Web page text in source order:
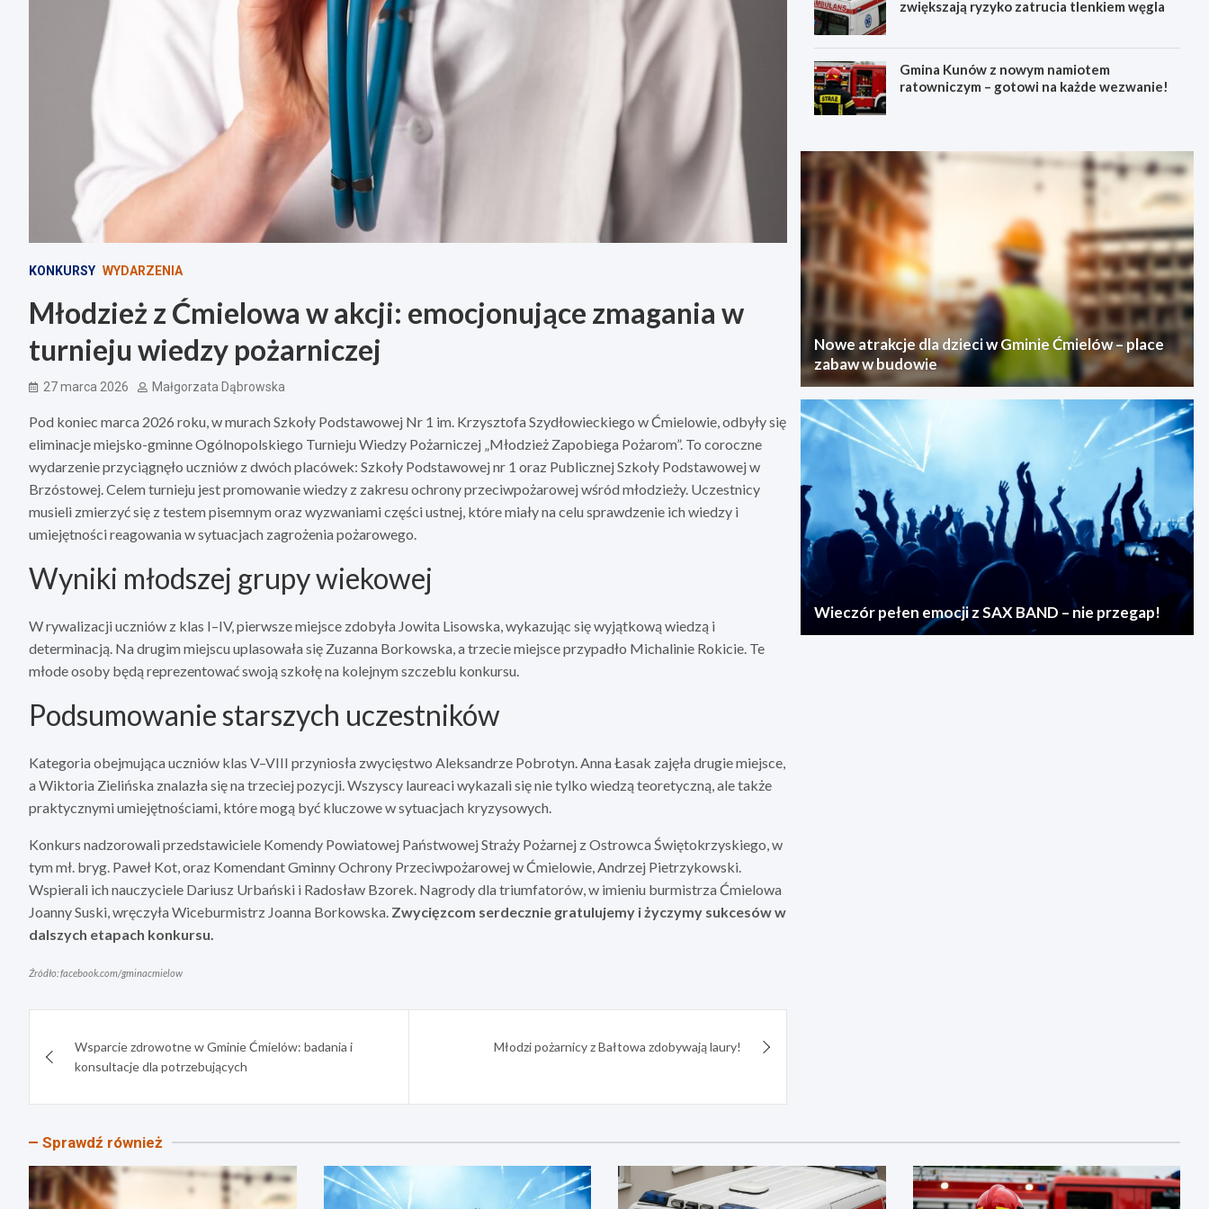
KONKURSY WYDARZENIA
Młodzież z Ćmielowa w akcji: emocjonujące zmagania w
turnieju wiedzy pożarniczej
27 marca 2026 Małgorzata Dąbrowska
Pod koniec marca 2026 roku, w murach Szkoły Podstawowej Nr 1 im. Krzysztofa Szydłowieckiego w Ćmielowie, odbyły się
eliminacje miejsko-gminne Ogólnopolskiego Turnieju Wiedzy Pożarniczej „Młodzież Zapobiega Pożarom”. To coroczne
wydarzenie przyciągnęło uczniów z dwóch placówek: Szkoły Podstawowej nr 1 oraz Publicznej Szkoły Podstawowej w
Brzóstowej. Celem turnieju jest promowanie wiedzy z zakresu ochrony przeciwpożarowej wśród młodzieży. Uczestnicy
musieli zmierzyć się z testem pisemnym oraz wyzwaniami części ustnej, które miały na celu sprawdzenie ich wiedzy i
umiejętności reagowania w sytuacjach zagrożenia pożarowego.
Wyniki młodszej grupy wiekowej
W rywalizacji uczniów z klas I–IV, pierwsze miejsce zdobyła Jowita Lisowska, wykazując się wyjątkową wiedzą i
determinacją. Na drugim miejscu uplasowała się Zuzanna Borkowska, a trzecie miejsce przypadło Michalinie Rokicie. Te
młode osoby będą reprezentować swoją szkołę na kolejnym szczeblu konkursu.
Podsumowanie starszych uczestników
Kategoria obejmująca uczniów klas V–VIII przyniosła zwycięstwo Aleksandrze Pobrotyn. Anna Łasak zajęła drugie miejsce,
a Wiktoria Zielińska znalazła się na trzeciej pozycji. Wszyscy laureaci wykazali się nie tylko wiedzą teoretyczną, ale także
praktycznymi umiejętnościami, które mogą być kluczowe w sytuacjach kryzysowych.
Konkurs nadzorowali przedstawiciele Komendy Powiatowej Państwowej Straży Pożarnej z Ostrowca Świętokrzyskiego, w
tym mł. bryg. Paweł Kot, oraz Komendant Gminny Ochrony Przeciwpożarowej w Ćmielowie, Andrzej Pietrzykowski.
Wspierali ich nauczyciele Dariusz Urbański i Radosław Bzorek. Nagrody dla triumfatorów, w imieniu burmistrza Ćmielowa
Joanny Suski, wręczyła Wiceburmistrz Joanna Borkowska. Zwycięzcom serdecznie gratulujemy i życzymy sukcesów w
dalszych etapach konkursu.
Źródło: facebook.com/gminacmielow
wpisuWsparcie zdrowotne w Gminie Ćmielów: badania i
konsultacje dla potrzebujących
Młodzi pożarnicy z Bałtowa zdobywają laury!
zwiększają ryzyko zatrucia tlenkiem węgla
Gmina Kunów z nowym namiotem
ratowniczym – gotowi na każde wezwanie!
Nowe atrakcje dla dzieci w Gminie Ćmielów – place
zabaw w budowie
Wieczór pełen emocji z SAX BAND – nie przegap!
Sprawdź również